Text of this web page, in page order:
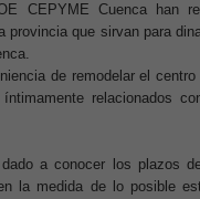
CEPYME Cuenca han
que sirvan para
de remodelar el
relacionados
a conocer los plazos
la medida de lo posible